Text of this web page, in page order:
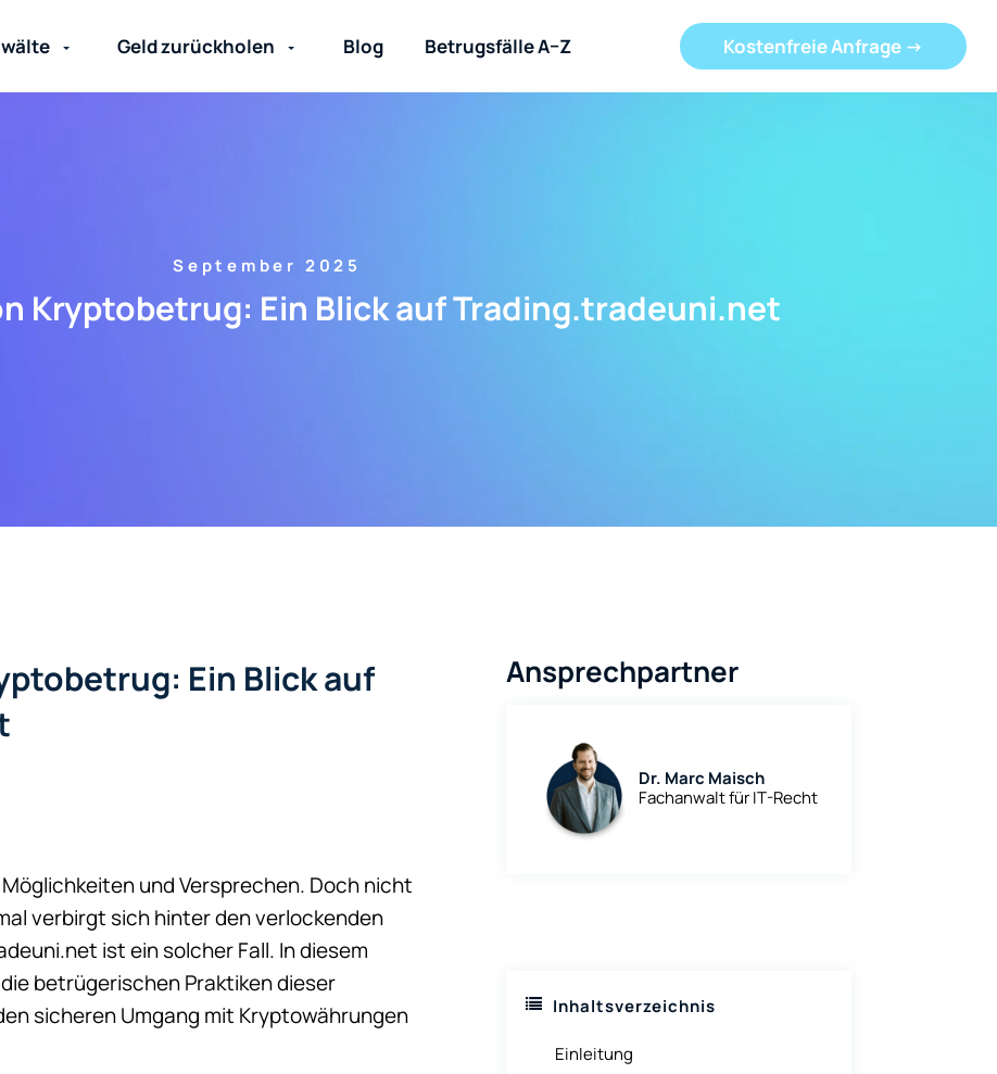
Geld zurückholen Blog Betrugsfälle A–Z Kostenfreie Anfrage ->
September 2025
Kryptobetrug: Ein Blick auf Trading.tradeuni.net
Ein Blick auf
und Versprechen. Doch nicht
verbirgt sich hinter den verlockenden
ist ein solcher Fall. In diesem
betrügerischen Praktiken dieser
sicheren Umgang mit Kryptowährungen
Ansprechpartner
Dr. Marc Maisch
Fachanwalt für IT-Recht
Inhaltsverzeichnis
Einleitung